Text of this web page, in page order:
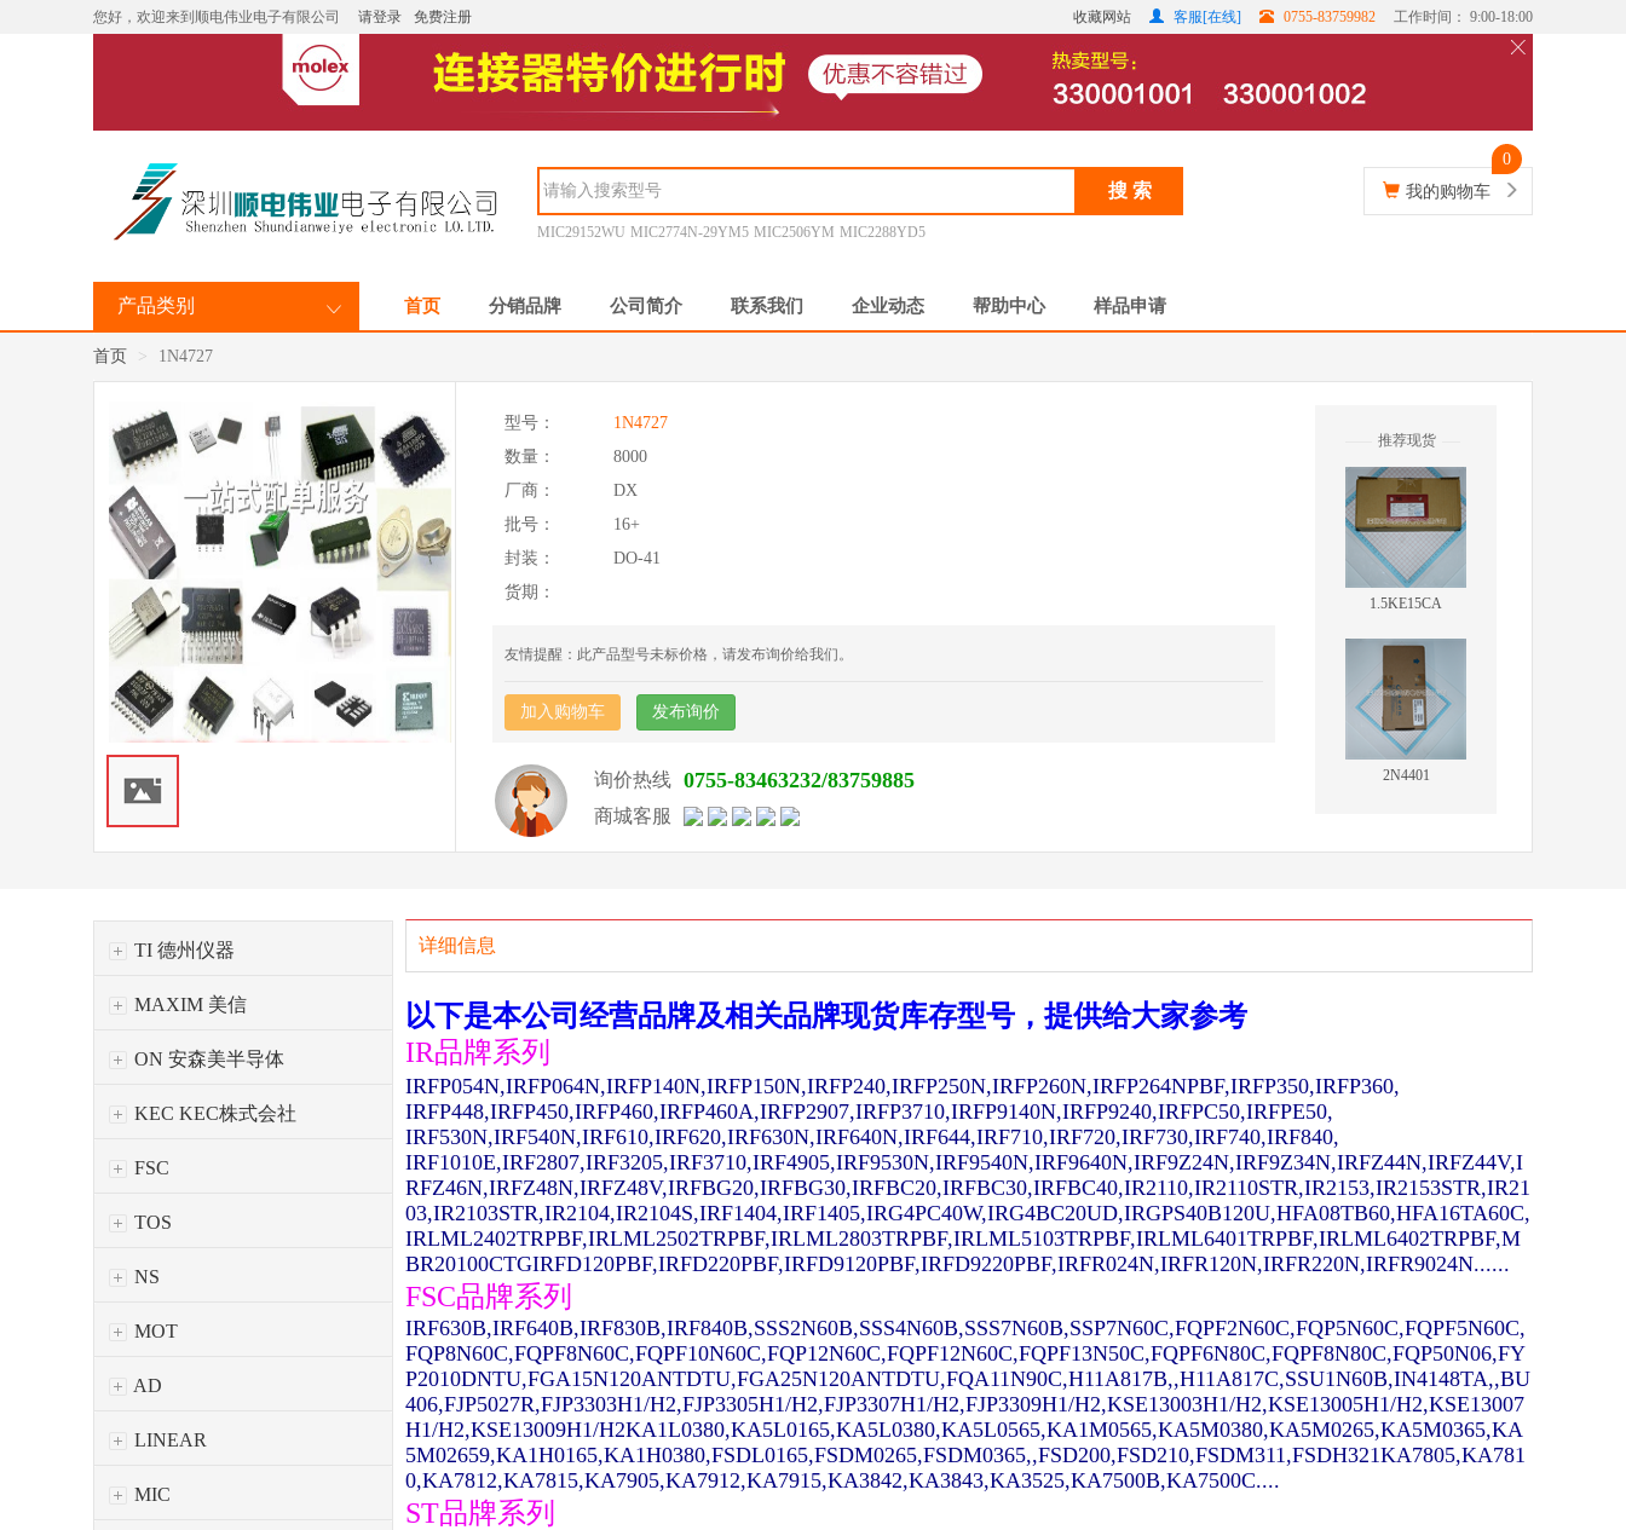
您好，欢迎来到顺电伟业电子有限公司 请登录 免费注册 收藏网站 客服[在线] 0755-83759982 工作时间： 9:00-18:00
搜 索
MIC29152WU MIC2774N-29YM5 MIC2506YM MIC2288YD5
0
我的购物车
产品类别 首页 分销品牌 公司简介 联系我们 企业动态 帮助中心 样品申请
首页 1N4727
型号：
1N4727
数量：
8000
厂商：
DX
批号：
16+
封装：
DO-41
货期：
友情提醒：此产品型号未标价格，请发布询价给我们。
加入购物车 发布询价
询价热线 0755-83463232/83759885
商城客服
推荐现货
1.5KE15CA
2N4401
TI 德州仪器
MAXIM 美信
ON 安森美半导体
KEC KEC株式会社
FSC
TOS
NS
MOT
AD
LINEAR
MIC
详细信息
以下是本公司经营品牌及相关品牌现货库存型号，提供给大家参考
IR品牌系列
IRFP054N,IRFP064N,IRFP140N,IRFP150N,IRFP240,IRFP250N,IRFP260N,IRFP264NPBF,IRFP350,IRFP360,
IRFP448,IRFP450,IRFP460,IRFP460A,IRFP2907,IRFP3710,IRFP9140N,IRFP9240,IRFPC50,IRFPE50,
IRF530N,IRF540N,IRF610,IRF620,IRF630N,IRF640N,IRF644,IRF710,IRF720,IRF730,IRF740,IRF840,
IRF1010E,IRF2807,IRF3205,IRF3710,IRF4905,IRF9530N,IRF9540N,IRF9640N,IRF9Z24N,IRF9Z34N,IRFZ44N,IRFZ44V,I
RFZ46N,IRFZ48N,IRFZ48V,IRFBG20,IRFBG30,IRFBC20,IRFBC30,IRFBC40,IR2110,IR2110STR,IR2153,IR2153STR,IR21
03,IR2103STR,IR2104,IR2104S,IRF1404,IRF1405,IRG4PC40W,IRG4BC20UD,IRGPS40B120U,HFA08TB60,HFA16TA60C,
IRLML2402TRPBF,IRLML2502TRPBF,IRLML2803TRPBF,IRLML5103TRPBF,IRLML6401TRPBF,IRLML6402TRPBF,M
BR20100CTGIRFD120PBF,IRFD220PBF,IRFD9120PBF,IRFD9220PBF,IRFR024N,IRFR120N,IRFR220N,IRFR9024N......
FSC品牌系列
IRF630B,IRF640B,IRF830B,IRF840B,SSS2N60B,SSS4N60B,SSS7N60B,SSP7N60C,FQPF2N60C,FQP5N60C,FQPF5N60C,
FQP8N60C,FQPF8N60C,FQPF10N60C,FQP12N60C,FQPF12N60C,FQPF13N50C,FQPF6N80C,FQPF8N80C,FQP50N06,FY
P2010DNTU,FGA15N120ANTDTU,FGA25N120ANTDTU,FQA11N90C,H11A817B,,H11A817C,SSU1N60B,IN4148TA,,BU
406,FJP5027R,FJP3303H1/H2,FJP3305H1/H2,FJP3307H1/H2,FJP3309H1/H2,KSE13003H1/H2,KSE13005H1/H2,KSE13007
H1/H2,KSE13009H1/H2KA1L0380,KA5L0165,KA5L0380,KA5L0565,KA1M0565,KA5M0380,KA5M0265,KA5M0365,KA
5M02659,KA1H0165,KA1H0380,FSDL0165,FSDM0265,FSDM0365,,FSD200,FSD210,FSDM311,FSDH321KA7805,KA781
0,KA7812,KA7815,KA7905,KA7912,KA7915,KA3842,KA3843,KA3525,KA7500B,KA7500C....
ST品牌系列